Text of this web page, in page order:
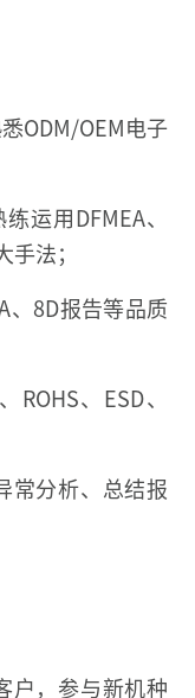
ODM/OEM电子
运用DFMEA、
法；
、8D报告等品质
、ESD、
常分析、总结报
户，参与新机种